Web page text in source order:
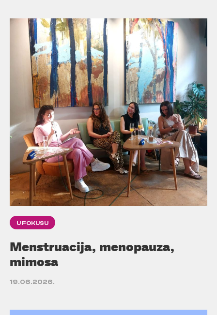
U FOKUSU
Menstruacija, menopauza,
mimosa
19.06.2026.